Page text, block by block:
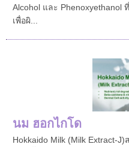
Alcohol และ Phenoxyethanol
เพื่อผิ...
นม ฮอกไกโด
Hokkaido Milk (Milk Extract-